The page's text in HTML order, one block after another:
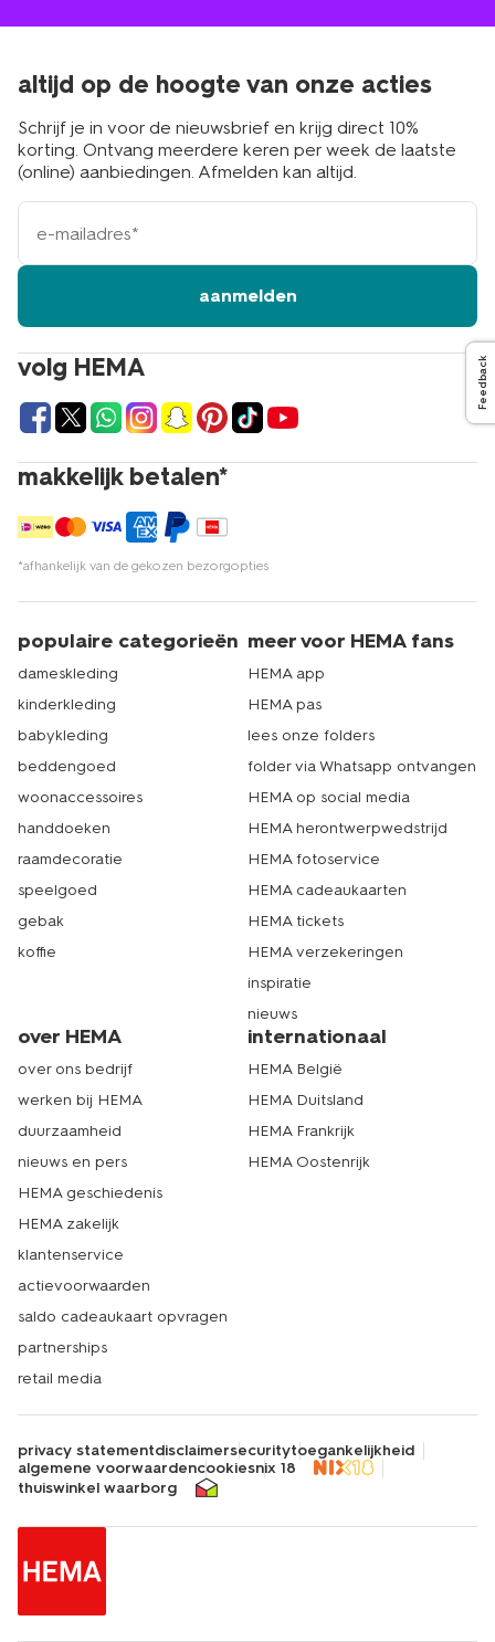
volg HEMA
makkelijk betalen*
*afhankelijk van de gekozen bezorgopties
altijd op de hoogte van onze acties
Schrijf je in voor de nieuwsbrief en krijg direct 10%
korting. Ontvang meerdere keren per week de laatste
(online) aanbiedingen. Afmelden kan altijd.
e-
mailadres
aanmelden
populaire categorieën
dameskleding
kinderkleding
babykleding
beddengoed
woonaccessoires
handdoeken
raamdecoratie
speelgoed
gebak
koffie
meer voor HEMA fans
HEMA app
HEMA pas
lees onze folders
folder via Whatsapp ontvangen
HEMA op social media
HEMA herontwerpwedstrijd
HEMA fotoservice
HEMA cadeaukaarten
HEMA tickets
HEMA verzekeringen
inspiratie
nieuws
over HEMA
over ons bedrijf
werken bij HEMA
duurzaamheid
nieuws en pers
HEMA geschiedenis
HEMA zakelijk
klantenservice
actievoorwaarden
saldo cadeaukaart opvragen
partnerships
retail media
internationaal
HEMA België
HEMA Duitsland
HEMA Frankrijk
HEMA Oostenrijk
privacy statementdisclaimersecuritytoegankelijkheid
algemene voorwaardencookiesnix 18
thuiswinkel waarborg
Feedback